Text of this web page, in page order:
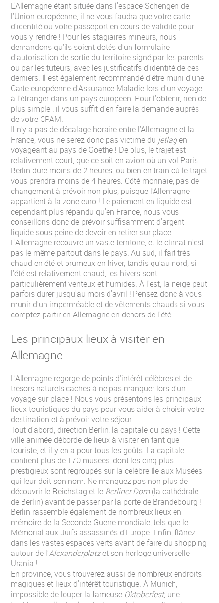
L'Allemagne étant située dans l'espace Schengen de
l'Union européenne, il ne vous faudra que votre carte
d'identité ou votre passeport en cours de validité pour
vous y rendre ! Pour les stagiaires mineurs, nous
demandons qu'ils soient dotés d'un formulaire
d'autorisation de sortie du territoire signé par les parents
ou par les tuteurs, avec les justificatifs d'identité de ces
derniers. Il est également recommandé d'être muni d'une
Carte européenne d'Assurance Maladie lors d'un voyage
à l'étranger dans un pays européen. Pour l'obtenir, rien de
plus simple : il vous suffit d'en faire la demande auprès
de votre CPAM.
Il n'y a pas de décalage horaire entre l'Allemagne et la
France, vous ne serez donc pas victime du jetlagen
voyageant au pays de Goethe ! De plus, le trajet est
relativement court, que ce soit en avion où un vol Paris-
Berlin dure moins de 2 heures, ou bien en train où le trajet
vous prendra moins de 4 heures. Côté monnaie, pas de
changement à prévoir non plus, puisque l'Allemagne
appartient à la zone euro ! Le paiement en liquide est
cependant plus répandu qu'en France, nous vous
conseillons donc de prévoir suffisamment d'argent
liquide sous peine de devoir en retirer sur place.
L'Allemagne recouvre un vaste territoire, et le climat n'est
pas le même partout dans le pays. Au sud, il fait très
chaud en été et brumeux en hiver, tandis qu'au nord, si
l'été est relativement chaud, les hivers sont
particulièrement venteux et humides. À l'est, la neige peut
parfois durer jusqu'au mois d'avril ! Pensez donc à vous
munir d'un imperméable et de vêtements chauds si vous
comptez partir en Allemagne en dehors de l'été.
Les principaux lieux à visiter en
Allemagne
L'Allemagne regorge de points d'intérêt célèbres et de
trésors naturels cachés à ne pas manquer lors d'un
voyage sur place ! Nous vous présentons les principaux
lieux touristiques du pays pour vous aider à choisir votre
destination et à prévoir votre séjour.
Tout d'abord, direction Berlin, la capitale du pays ! Cette
ville animée déborde de lieux à visiter en tant que
touriste, et il y en a pour tous les goûts. La capitale
contient plus de 170 musées, dont les cinq plus
prestigieux sont regroupés sur la célèbre Ile aux Musées
qui leur doit son nom. Ne manquez pas non plus de
découvrir le Reichstag et le Berliner Dom(la cathédrale
de Berlin) avant de passer par la porte de Brandebourg !
Berlin rassemble également de nombreux lieux en
mémoire de la Seconde Guerre mondiale, tels que le
Mémorial aux Juifs assassinés d'Europe. Enfin, flânez
dans les vastes espaces verts avant de faire du shopping
autour de l'Alexanderplatzet son horloge universelle
Urania !
En province, vous trouverez aussi de nombreux endroits
magiques et lieux d'intérêt touristique. À Munich,
impossible de louper la fameuse Oktoberfest, une